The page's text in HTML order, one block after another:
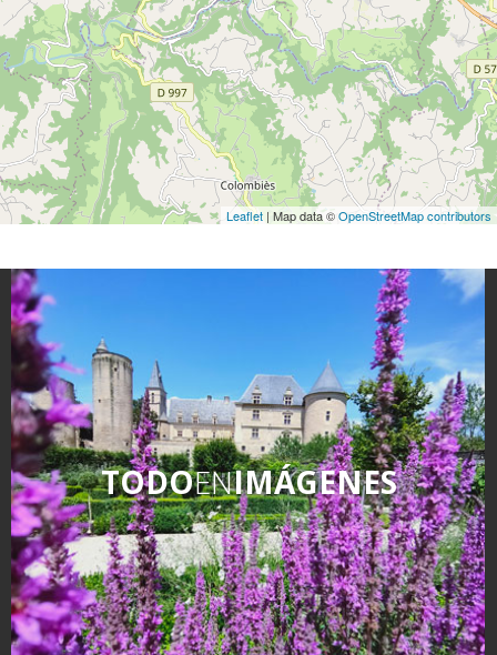
Leaflet | Map data ©OpenStreetMap contributors
TODOENIMÁGENES